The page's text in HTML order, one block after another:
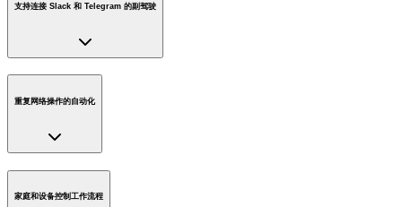
支持连接 Slack 和 Telegram 的副驾驶
重复网络操作的自动化
家庭和设备控制工作流程